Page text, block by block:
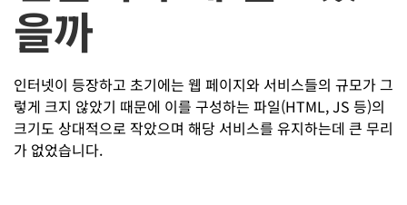
을까
인터넷이 등장하고 초기에는 웹 페이지와 서비스들의 규모가 그
렇게 크지 않았기 때문에 이를 구성하는 파일(HTML, JS 등)의
크기도 상대적으로 작았으며 해당 서비스를 유지하는데 큰 무리
가 없었습니다.